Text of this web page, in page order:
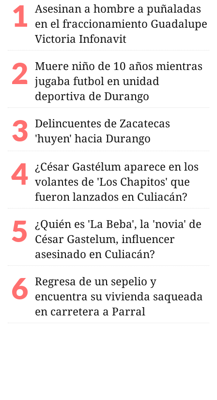
Asesinan a hombre a puñaladas
en el fraccionamiento Guadalupe
Victoria Infonavit
Muere niño de 10 años mientras
jugaba futbol en unidad
deportiva de Durango
Delincuentes de Zacatecas
'huyen' hacia Durango
¿César Gastélum aparece en los
volantes de 'Los Chapitos' que
fueron lanzados en Culiacán?
¿Quién es 'La Beba', la 'novia' de
César Gastelum, influencer
asesinado en Culiacán?
Regresa de un sepelio y
encuentra su vivienda saqueada
en carretera a Parral